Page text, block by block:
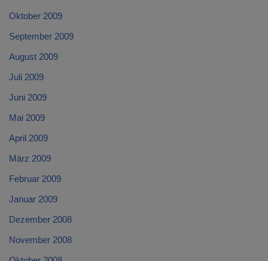
Oktober 2009
September 2009
August 2009
Juli 2009
Juni 2009
Mai 2009
April 2009
März 2009
Februar 2009
Januar 2009
Dezember 2008
November 2008